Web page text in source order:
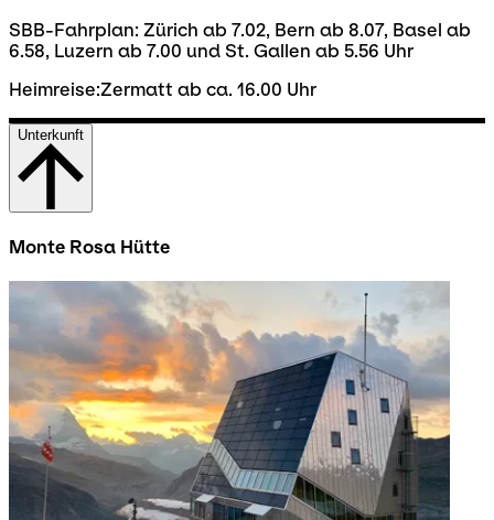
SBB-Fahrplan: Zürich ab 7.02, Bern ab 8.07, Basel ab
6.58, Luzern ab 7.00 und St. Gallen ab 5.56 Uhr
Heimreise:Zermatt ab ca. 16.00 Uhr
Unterkunft
Monte Rosa Hütte